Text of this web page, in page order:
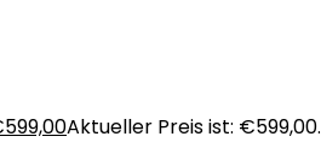
599,00Aktueller Preis ist: €599,00.